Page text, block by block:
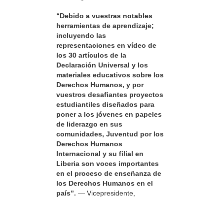
“Debido a vuestras notables
herramientas de aprendizaje;
incluyendo las
representaciones en vídeo de
los 30 artículos de la
Declaración Universal y los
materiales educativos sobre los
Derechos Humanos, y por
vuestros desafiantes proyectos
estudiantiles diseñados para
poner a los jóvenes en papeles
de liderazgo en sus
comunidades, Juventud por los
Derechos Humanos
Internacional y su filial en
Liberia son voces importantes
en el proceso de enseñanza de
los Derechos Humanos en el
país”. — Vicepresidente,